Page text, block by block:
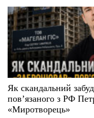
Як скандальний
повʼязаного з РФ
«Миротворець»